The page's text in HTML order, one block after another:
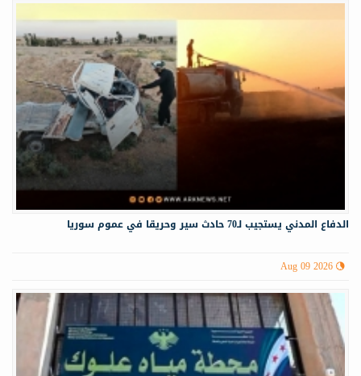
الدفاع المدني يستجيب لـ70 حادث سير وحريقا في عموم سوريا
Aug 09 2026